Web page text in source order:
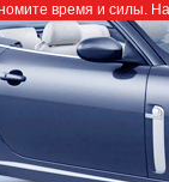
время и силы.